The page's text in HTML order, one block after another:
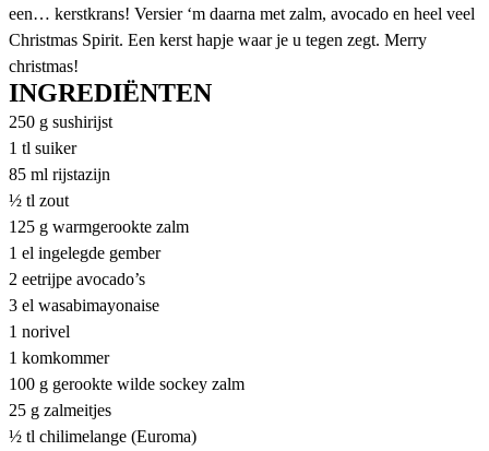
een… kerstkrans! Versier ‘m daarna met zalm, avocado en heel veel
Christmas Spirit. Een kerst hapje waar je u tegen zegt. Merry
christmas!
INGREDIËNTEN
250 g sushirijst
1 tl suiker
85 ml rijstazijn
½ tl zout
125 g warmgerookte zalm
1 el ingelegde gember
2 eetrijpe avocado’s
3 el wasabimayonaise
1 norivel
1 komkommer
100 g gerookte wilde sockey zalm
25 g zalmeitjes
½ tl chilimelange (Euroma)